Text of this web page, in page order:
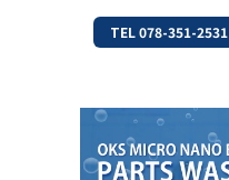
TEL 078-351-2531